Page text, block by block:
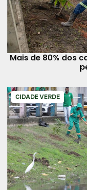
Mais de 80% dos
CIDADE VERDE